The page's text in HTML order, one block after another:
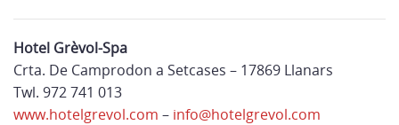
Hotel Grèvol-Spa
Crta. De Camprodon a Setcases – 17869 Llanars
Twl. 972 741 013
www.hotelgrevol.com – info@hotelgrevol.com